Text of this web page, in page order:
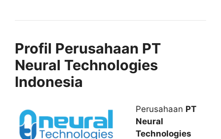
Profil Perusahaan PT
Neural Technologies
Indonesia
Perusahaan PT
Neural
Technologies